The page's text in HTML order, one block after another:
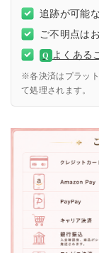
追跡が可能
ご不明点は
Q よくある
※各決済はプラッ
て処理されます。